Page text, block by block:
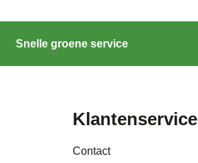
Snelle groene service
Klantenservice
Contact